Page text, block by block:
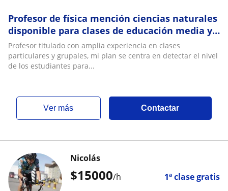
Profesor de física mención ciencias naturales
disponible para clases de educación media y
universitaria
Profesor titulado con amplia experiencia en clases
particulares y grupales, mi plan se centra en detectar el nivel
de los estudiantes para...
ver más Contactar
$15000/h 1ª clase gratis
Nicolás